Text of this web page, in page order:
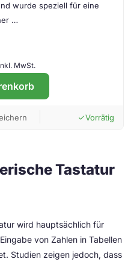
wurde speziell für eine
…
MwSt.
doneVorrätig
Tastatur
wird hauptsächlich für
von Zahlen in Tabellen
Studien zeigen jedoch, dass